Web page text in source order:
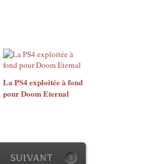
La PS4 exploitée à fond
pour Doom Eternal
SUIVANT